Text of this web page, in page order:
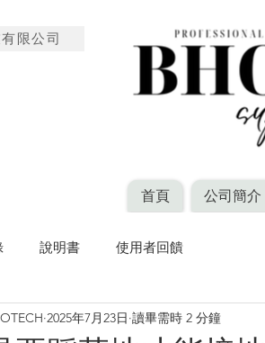
限公司
首頁 公司簡介
說明書 使用者回饋
2025年7月23日 讀畢需時 2 分鐘